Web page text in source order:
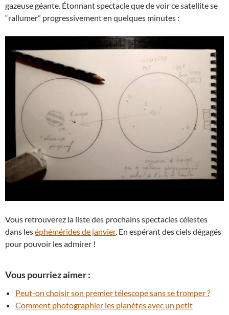
gazeuse géante. Étonnant spectacle que de voir ce satellite se
“rallumer” progressivement en quelques minutes :
Vous retrouverez la liste des prochains spectacles célestes
dans leséphémérides de janvier. En espérant des ciels dégagés
pour pouvoir les admirer !
Vous pourriez aimer :
Peut-on choisir son premier télescope sans se tromper ?
Comment photographier les planètes avec un petit